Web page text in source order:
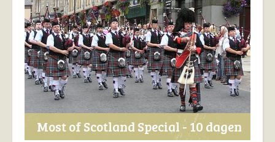
Most of Scotland Special - 10 dagen